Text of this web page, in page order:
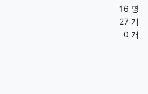
16 명
27 개
0 개